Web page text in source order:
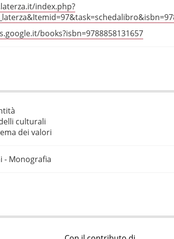
index.php?
books?isbn=9788858131657
culturali
dei valori
- Monografia